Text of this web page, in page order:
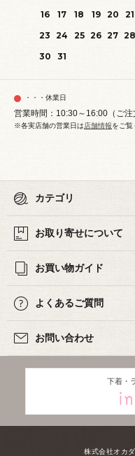
16
17 18 19 20 21
23 24 25 26 27 28
30
31
・・・休業日
営業時間：10:30～16:00（ご注
※各実店舗の営業日は店舗情報をご覧
カテゴリ
お取り寄せについて
お買い物ガイド
よくあるご質問
お問い合わせ
下着・
株式会社オカ